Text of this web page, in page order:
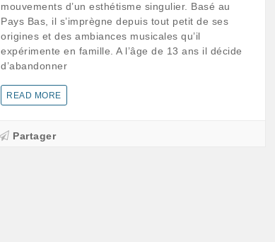
mouvements d’un esthétisme singulier. Basé au
Pays Bas, il s’imprègne depuis tout petit de ses
origines et des ambiances musicales qu’il
expérimente en famille. A l’âge de 13 ans il décide
d’abandonner
READ MORE
Partager